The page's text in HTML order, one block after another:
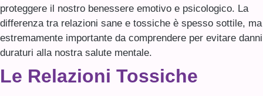
proteggere il nostro benessere emotivo e psicologico. La
differenza tra relazioni sane e tossiche è spesso sottile, ma
estremamente importante da comprendere per evitare danni
duraturi alla nostra salute mentale.
Le Relazioni Tossiche